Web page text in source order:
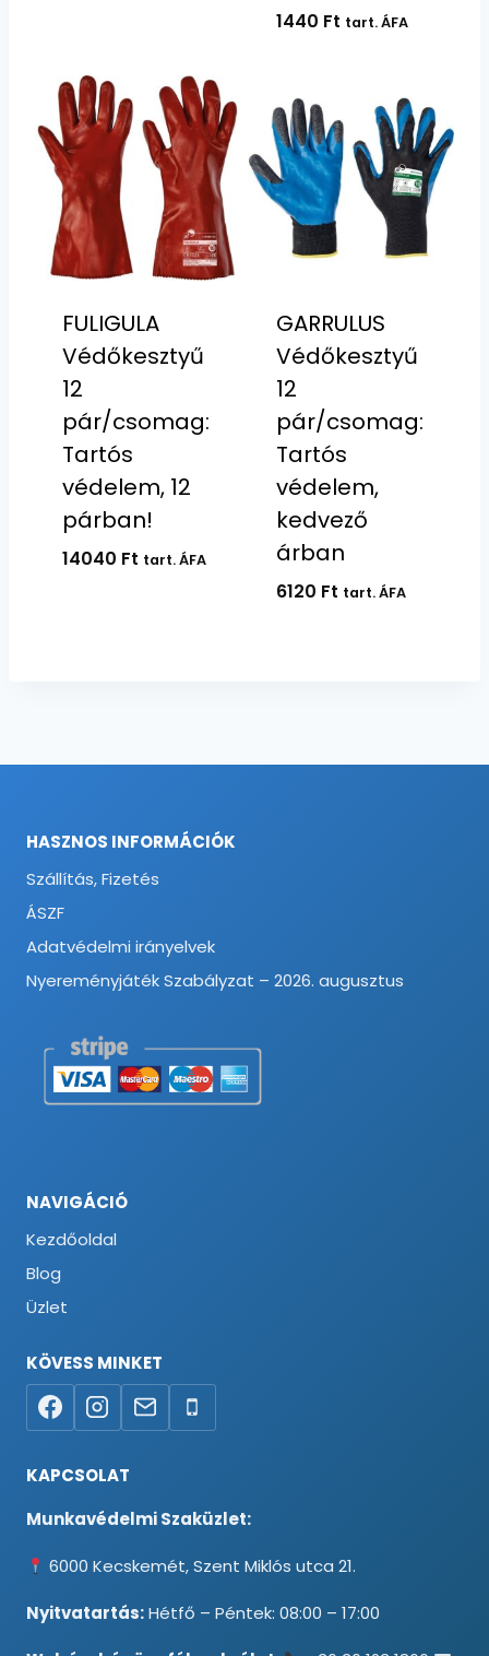
1440 Ft tart. ÁFA
FULIGULA
Védőkesztyű
12
pár/csomag:
Tartós
védelem, 12
párban!
14040 Ft tart. ÁFA
GARRULUS
Védőkesztyű
12
pár/csomag:
Tartós
védelem,
kedvező
árban
6120 Ft tart. ÁFA
HASZNOS INFORMÁCIÓK
Szállítás, Fizetés
ÁSZF
Adatvédelmi irányelvek
Nyereményjáték Szabályzat – 2026. augusztus
NAVIGÁCIÓ
Kezdőoldal
Blog
Üzlet
KÖVESS MINKET
KAPCSOLAT
Munkavédelmi Szaküzlet:
6000 Kecskemét, Szent Miklós utca 21.
Nyitvatartás:Hétfő – Péntek: 08:00 – 17:00